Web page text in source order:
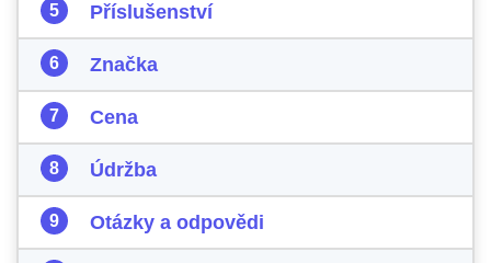
Příslušenství
Značka
Cena
Údržba
Otázky a odpovědi